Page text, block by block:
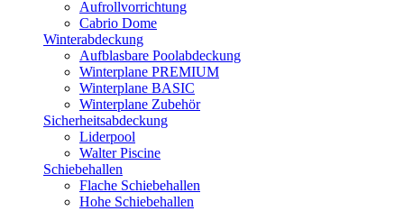
Aufrollvorrichtung
Cabrio Dome
Winterabdeckung
Aufblasbare Poolabdeckung
Winterplane PREMIUM
Winterplane BASIC
Winterplane Zubehör
Sicherheitsabdeckung
Liderpool
Walter Piscine
Schiebehallen
Flache Schiebehallen
Hohe Schiebehallen